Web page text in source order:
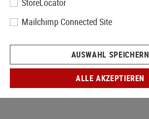
StoreLocator
Mailchimp Connected Site
AUSWAHL SPEICHERN
ALLE AKZEPTIEREN